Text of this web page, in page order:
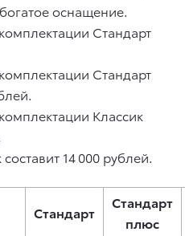
оснащение.
Стандарт
Стандарт
Классик
14 000 рублей.
Стандарт
Стандарт
плюс